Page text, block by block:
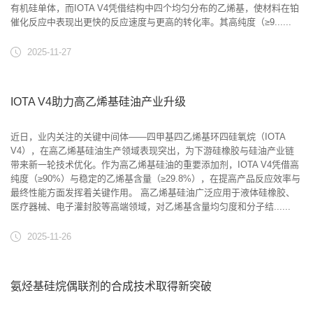
有机硅单体，而IOTA V4凭借结构中四个均匀分布的乙烯基，使材料在铂
催化反应中表现出更快的反应速度与更高的转化率。其高纯度（≥9......
2025-11-27
IOTA V4助力高乙烯基硅油产业升级
近日，业内关注的关键中间体——四甲基四乙烯基环四硅氧烷（IOTA
V4），在高乙烯基硅油生产领域表现突出，为下游硅橡胶与硅油产业链
带来新一轮技术优化。作为高乙烯基硅油的重要添加剂，IOTA V4凭借高
纯度（≥90%）与稳定的乙烯基含量（≥29.8%），在提高产品反应效率与
最终性能方面发挥着关键作用。 高乙烯基硅油广泛应用于液体硅橡胶、
医疗器械、电子灌封胶等高端领域，对乙烯基含量均匀度和分子结......
2025-11-26
氨烃基硅烷偶联剂的合成技术取得新突破